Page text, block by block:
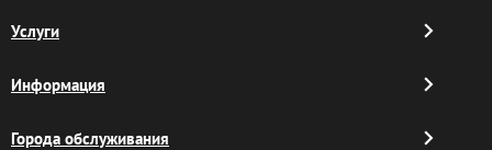
Услуги
Информация
Города обслуживания